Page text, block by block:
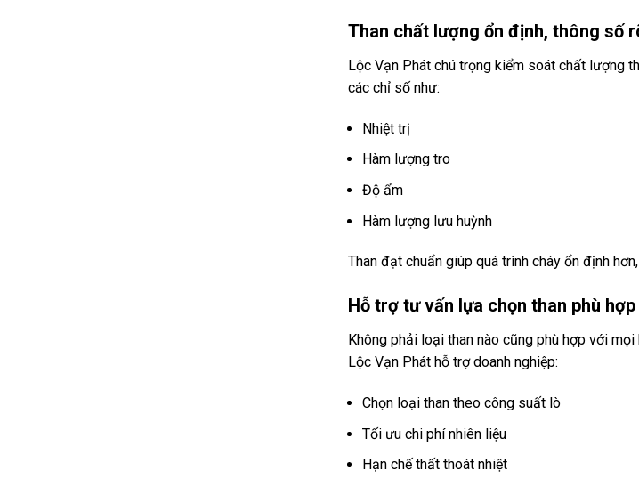
Than chất lượng ổn định, thông số
Lộc Vạn Phát chú trọng kiểm soát chất lượng
các chỉ số như:
Nhiệt trị
Hàm lượng tro
Độ ẩm
Hàm lượng lưu huỳnh
Than đạt chuẩn giúp quá trình cháy ổn định
Hỗ trợ tư vấn lựa chọn than phù hợp
Không phải loại than nào cũng phù hợp với
Lộc Vạn Phát hỗ trợ doanh nghiệp:
Chọn loại than theo công suất lò
Tối ưu chi phí nhiên liệu
Hạn chế thất thoát nhiệt